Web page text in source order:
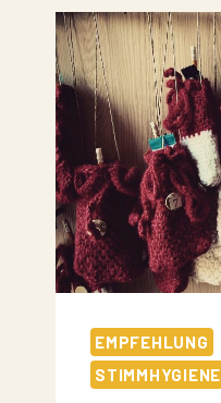
EMPFEHLUNG
STIMMHYGIENE